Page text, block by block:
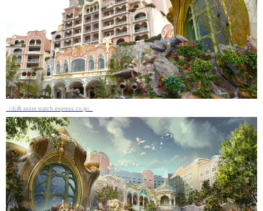
（出典 asset.watch.impress.co.jp）